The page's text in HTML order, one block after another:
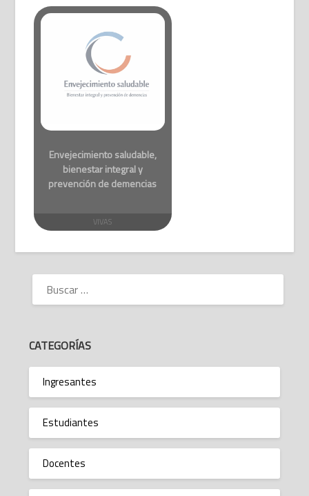
VIVAS
Envejecimiento saludable,
bienestar integral y
prevención de demencias
BUSCAR:
CATEGORÍAS
Ingresantes
Estudiantes
Docentes